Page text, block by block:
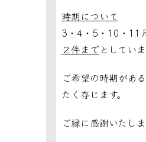
時期について
3・4・5・10・11
２件までとしていま
ご希望の時期があ
たく存じます。
ご縁に感謝いたしま